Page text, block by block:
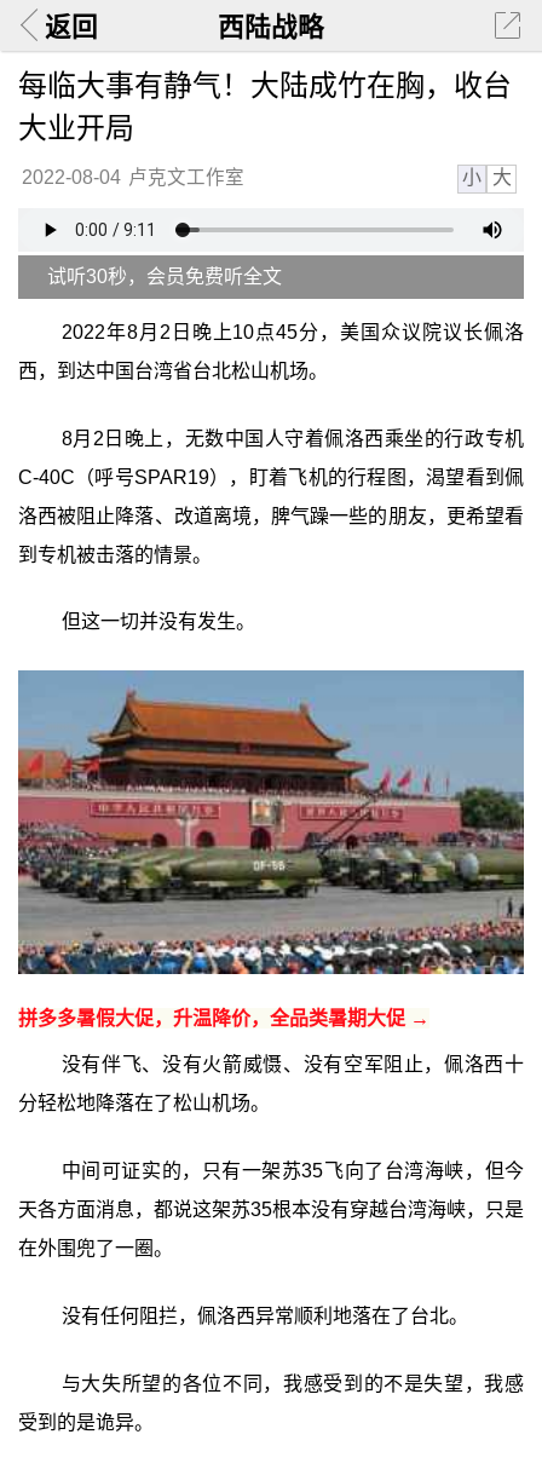
返回 西陆战略
每临大事有静气！大陆成竹在胸，收台
大业开局
2022-08-04 卢克文工作室 小 大
试听30秒，会员免费听全文
2022年8月2日晚上10点45分，美国众议院议长佩洛
西，到达中国台湾省台北松山机场。
8月2日晚上，无数中国人守着佩洛西乘坐的行政专机
C-40C（呼号SPAR19），盯着飞机的行程图，渴望看到佩
洛西被阻止降落、改道离境，脾气躁一些的朋友，更希望看
到专机被击落的情景。
但这一切并没有发生。
拼多多暑假大促，升温降价，全品类暑期大促 →
没有伴飞、没有火箭威慑、没有空军阻止，佩洛西十
分轻松地降落在了松山机场。
中间可证实的，只有一架苏35飞向了台湾海峡，但今
天各方面消息，都说这架苏35根本没有穿越台湾海峡，只是
在外围兜了一圈。
没有任何阻拦，佩洛西异常顺利地落在了台北。
与大失所望的各位不同，我感受到的不是失望，我感
受到的是诡异。